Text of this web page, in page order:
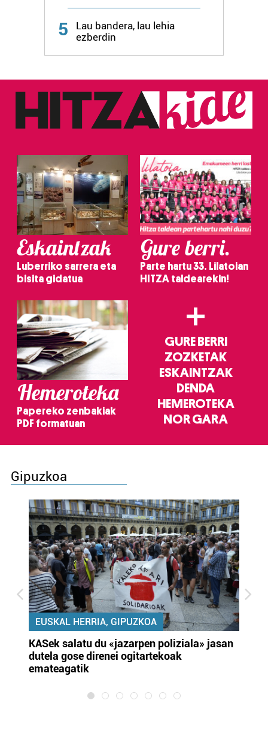
zerbitzuak hobetzeko asmoz, cookie teknologiaz
5
Lau bandera, lau lehia
ezberdin
Eskaintzak
Luberriko sarrera eta
bisita gidatua
Gure berri.
Parte hartu 33. Lilatoian
HITZA taldearekin!
Hemeroteka
Papereko zenbakiak
PDF formatuan
+
GURE BERRI
ZOZKETAK
ESKAINTZAK
DENDA
HEMEROTEKA
NOR GARA
Gipuzkoa
EUSKAL HERRIA, GIPUZKOA
KASek salatu du «jazarpen poliziala» jasan
dutela gose direnei ogitartekoak
emateagatik